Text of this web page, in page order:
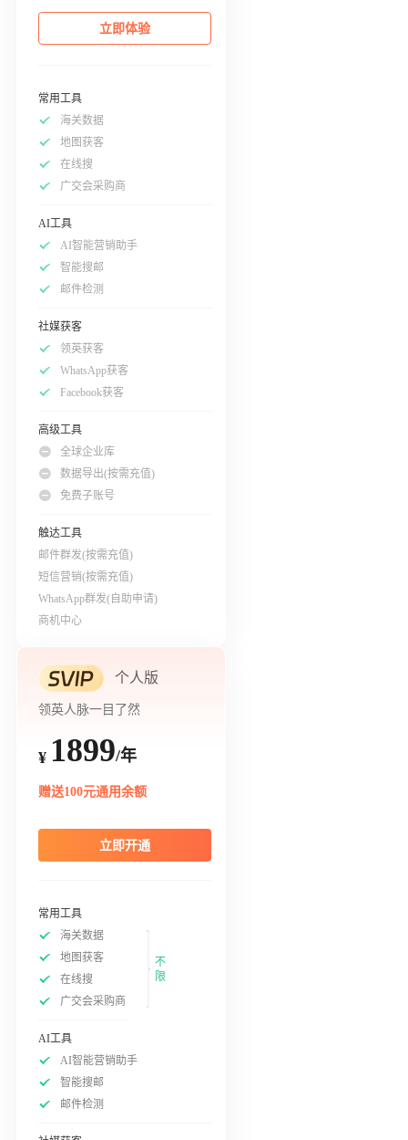
立即体验
常用工具
海关数据
地图获客
在线搜
广交会采购商
AI工具
AI智能营销助手
智能搜邮
邮件检测
社媒获客
领英获客
WhatsApp获客
Facebook获客
高级工具
全球企业库
数据导出(按需充值)
免费子账号
触达工具
邮件群发(按需充值)
短信营销(按需充值)
WhatsApp群发(自助申请)
商机中心
个人版
领英人脉一目了然
¥ 1899/年
赠送100元通用余额
立即开通
常用工具
海关数据
地图获客
在线搜
广交会采购商
不
限
AI工具
AI智能营销助手
智能搜邮
邮件检测